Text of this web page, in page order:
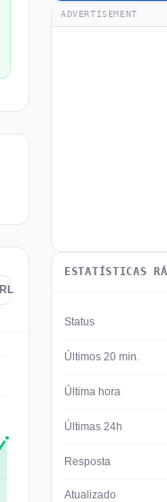
ADVERTISEMENT
ESTATÍSTICAS
Status
Últimos 20 min.
Última hora
Últimas 24h
Resposta
Atualizado